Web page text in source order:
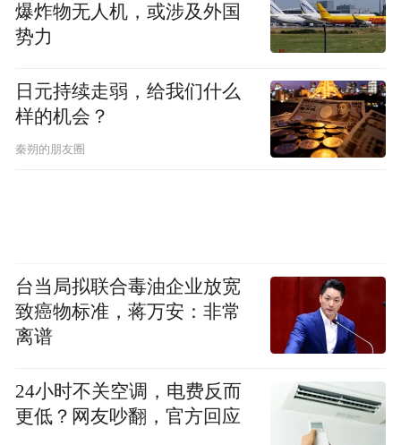
爆炸物无人机，或涉及外国
势力
日元持续走弱，给我们什么
样的机会？
秦朔的朋友圈
台当局拟联合毒油企业放宽
致癌物标准，蒋万安：非常
离谱
24小时不关空调，电费反而
更低？网友吵翻，官方回应